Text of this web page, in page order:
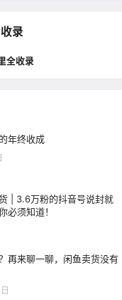
录
全收录
年终收成
| 3.6万粉的抖音号说封就
必须知道！
再来聊一聊，闲鱼卖货没有